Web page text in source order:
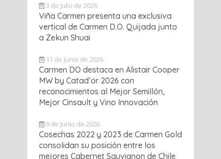
3 de Julio de 2026
Viña Carmen presenta una exclusiva
vertical de Carmen D.O. Quijada junto
a Zekun Shuai
11 de Junio de 2026
Carmen DO destaca en Alistair Cooper
MW by Catad’or 2026 con
reconocimientos al Mejor Semillón,
Mejor Cinsault y Vino Innovación
9 de Junio de 2026
Cosechas 2022 y 2023 de Carmen Gold
consolidan su posición entre los
mejores Cabernet Sauvignon de Chile